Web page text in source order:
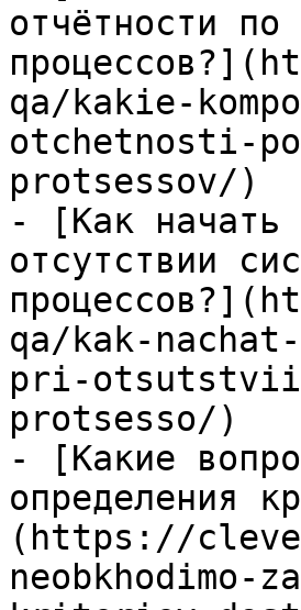
отчётности по
qa/kakie-
otchetnosti-
protsessov/)
- [Как начать
отсутствии
qa/kak-
pri-otsutstvii-
protsesso/)
- [Какие
определения
(https://
neobkhodimo-